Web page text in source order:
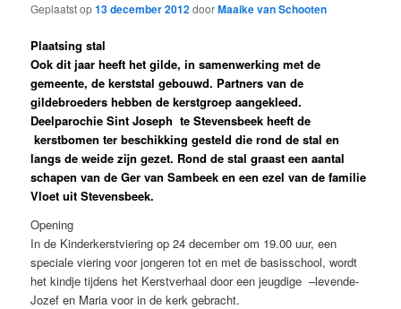
Geplaatst op13 december 2012doorMaaike van Schooten
Plaatsing stal
Ook dit jaar heeft het gilde, in samenwerking met de
gemeente, de kerststal gebouwd. Partners van de
gildebroeders hebben de kerstgroep aangekleed.
Deelparochie Sint Joseph te Stevensbeek heeft de
kerstbomen ter beschikking gesteld die rond de stal en
langs de weide zijn gezet. Rond de stal graast een aantal
schapen van de Ger van Sambeek en een ezel van de familie
Vloet uit Stevensbeek.
Opening
In de Kinderkerstviering op 24 december om 19.00 uur, een
speciale viering voor jongeren tot en met de basisschool, wordt
het kindje tijdens het Kerstverhaal door een jeugdige –levende-
Jozef en Maria voor in de kerk gebracht.